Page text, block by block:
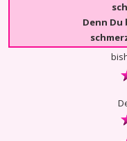
Denn